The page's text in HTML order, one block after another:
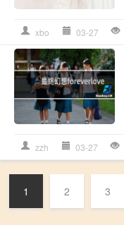
xbo 03-27
zzh 03-27
1 2 3